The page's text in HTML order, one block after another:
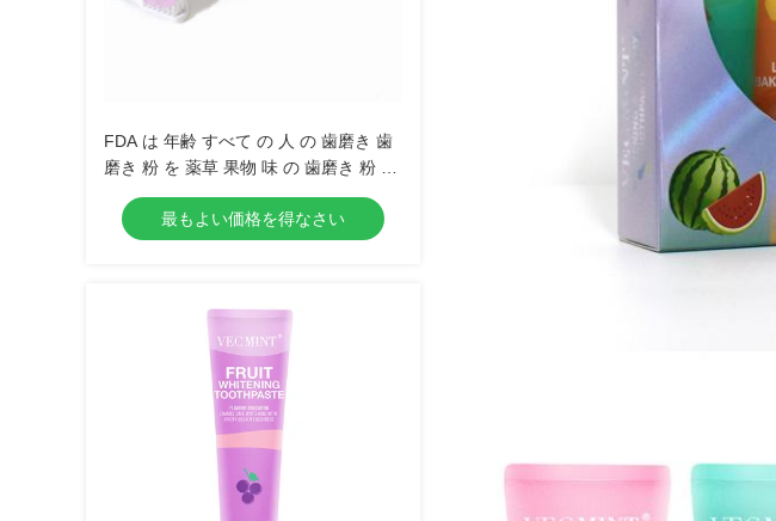
FDA は 年齢 すべて の 人 の 歯磨き 歯
磨き 粉 を 薬草 果物 味 の 歯磨き 粉 と
し て 承認 し まし た
最もよい価格を得なさい